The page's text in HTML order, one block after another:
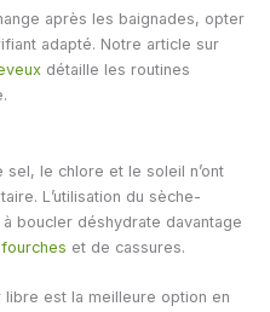
après les baignades, opter
adapté. Notre article sur
détaille les routines
le chlore et le soleil n’ont
L’utilisation du sèche-
boucler déshydrate davantage
fourches et de cassures.
libre est la meilleure option en